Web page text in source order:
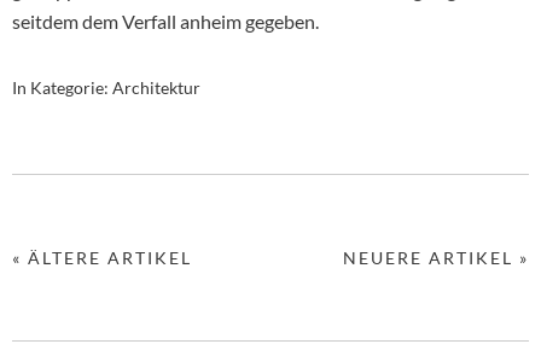
seitdem dem Verfall anheim gegeben.
In Kategorie: Architektur
« ÄLTERE ARTIKEL NEUERE ARTIKEL »